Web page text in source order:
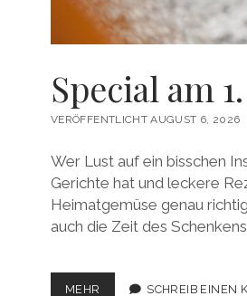
Special am
VERÖFFENTLICHT AUGUST 6, 2026
Wer Lust auf ein bisschen
Gerichte hat und leckere
Heimatgemüse genau
auch die Zeit des
MEHR SPECIALSCHREIB EINEN